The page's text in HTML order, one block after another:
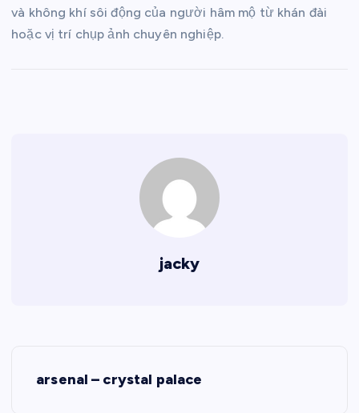
và không khí sôi động của người hâm mộ từ khán đài
hoặc vị trí chụp ảnh chuyên nghiệp.
jacky
arsenal – crystal palace